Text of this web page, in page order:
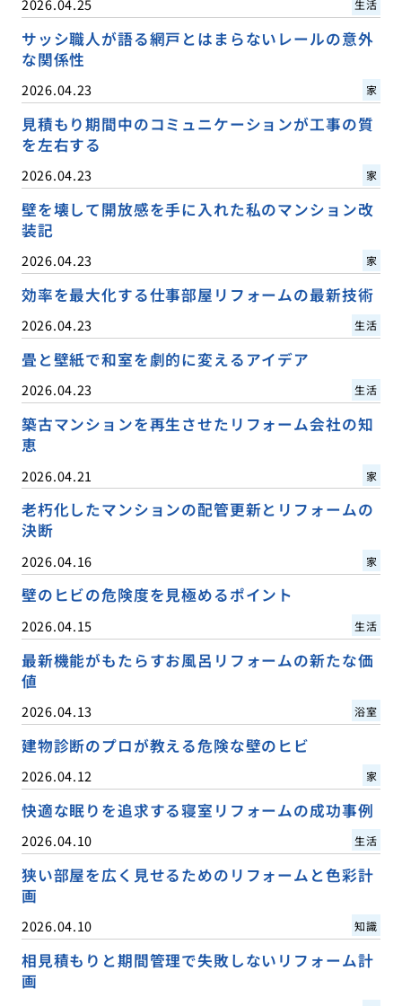
2026.04.25 生活
サッシ職人が語る網戸とはまらないレールの意外
な関係性
2026.04.23 家
見積もり期間中のコミュニケーションが工事の質
を左右する
2026.04.23 家
壁を壊して開放感を手に入れた私のマンション改
装記
2026.04.23 家
効率を最大化する仕事部屋リフォームの最新技術
2026.04.23 生活
畳と壁紙で和室を劇的に変えるアイデア
2026.04.23 生活
築古マンションを再生させたリフォーム会社の知
恵
2026.04.21 家
老朽化したマンションの配管更新とリフォームの
決断
2026.04.16 家
壁のヒビの危険度を見極めるポイント
2026.04.15 生活
最新機能がもたらすお風呂リフォームの新たな価
値
2026.04.13 浴室
建物診断のプロが教える危険な壁のヒビ
2026.04.12 家
快適な眠りを追求する寝室リフォームの成功事例
2026.04.10 生活
狭い部屋を広く見せるためのリフォームと色彩計
画
2026.04.10 知識
相見積もりと期間管理で失敗しないリフォーム計
画